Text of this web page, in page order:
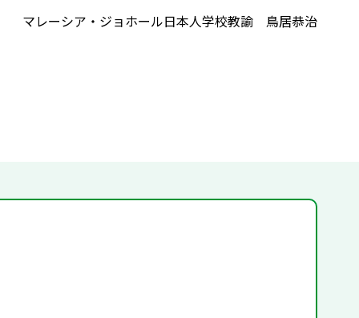
マレーシア・ジョホール日本人学校教諭 鳥居恭治